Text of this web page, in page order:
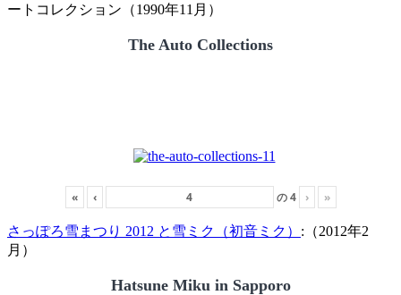
ートコレクション（1990年11月）
The Auto Collections
« ‹ の4 › »
さっぽろ雪まつり 2012 と雪ミク（初音ミク） :（2012年2
月）
Hatsune Miku in Sapporo